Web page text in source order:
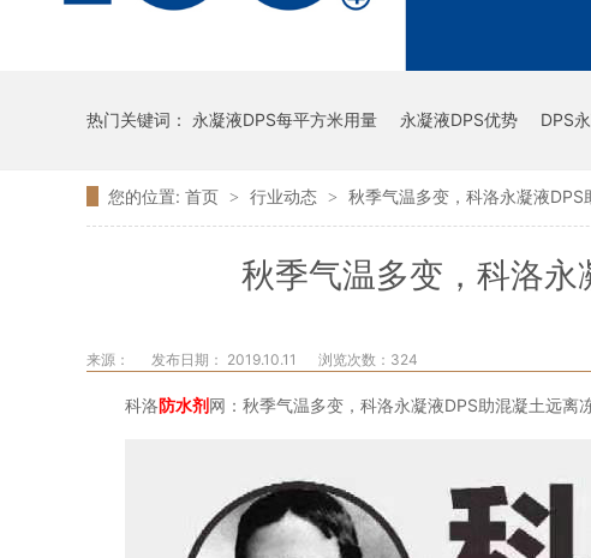
热门关键词： 永凝液DPS每平方米用量 永凝液DPS优势 DPS
您的位置: 首页 > 行业动态 > 秋季气温多变，科洛永凝液
秋季气温多变，科洛
来源： 发布日期： 2019.10.11 浏览次数： 324
科洛防水剂网：秋季气温多变，科洛永凝液DPS助混凝土远离